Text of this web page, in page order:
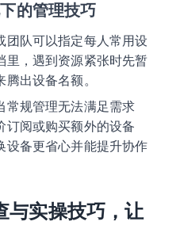
的管理技巧
团队可以指定每人常用设
里，遇到资源紧张时先暂
出设备名额。
常规管理无法满足需求
订阅或购买额外的设备
设备更省心并能提升协作
与实操技巧，让